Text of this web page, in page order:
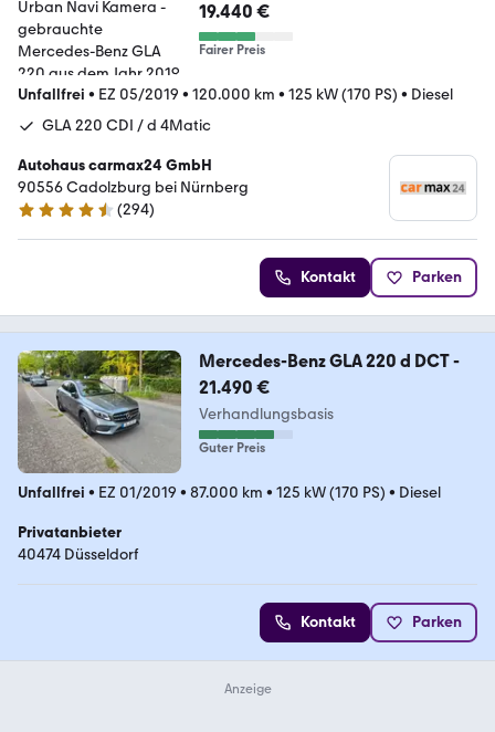
19.440 €
Fairer Preis
Unfallfrei • EZ 05/2019 • 120.000 km • 125 kW (170 PS) • Diesel
GLA 220 CDI / d 4Matic
Autohaus carmax24 GmbH
90556 Cadolzburg bei Nürnberg
4.7 Sterne
(294)
Kontakt Parken
Mercedes-Benz GLA 220 d DCT -
21.490 €
Verhandlungsbasis
Guter Preis
Unfallfrei • EZ 01/2019 • 87.000 km • 125 kW (170 PS) • Diesel
Privatanbieter
40474 Düsseldorf
Kontakt Parken